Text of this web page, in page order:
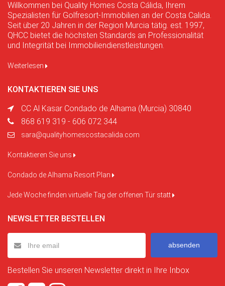
Willkommen bei Quality Homes Costa Cálida, Ihrem
Spezialisten für Golfresort-Immobilien an der Costa Calida.
Seit über 20 Jahren in der Region Murcia tätig. est. 1997,
QHCC bietet die höchsten Standards an Professionalität
und Integrität bei Immobiliendienstleistungen.
Weiterlesen
KONTAKTIEREN SIE UNS
CC Al Kasar Condado de Alhama (Murcia) 30840
868 619 319 - 606 072 344
sara@qualityhomescostacalida.com
Kontaktieren Sie uns
Condado de Alhama Resort Plan
Jede Woche finden virtuelle Tag der offenen Tür statt
NEWSLETTER BESTELLEN
absenden
Bestellen Sie unseren Newsletter direkt in Ihre Inbox